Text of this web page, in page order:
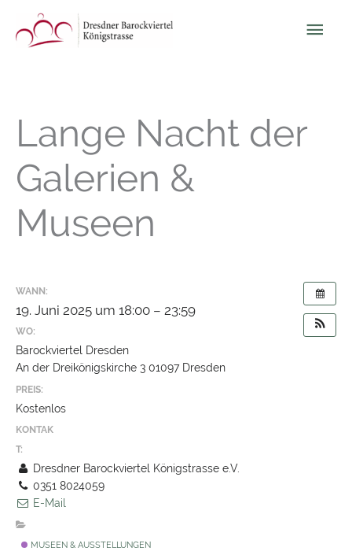
Inhalt
springen
Lange Nacht der
Galerien &
Museen
WANN:
19. Juni 2025 um 18:00 – 23:59
WO:
Barockviertel Dresden
An der Dreikönigskirche 3 01097 Dresden
PREIS:
Kostenlos
KONTAK
T:
Dresdner Barockviertel Königstrasse e.V.
0351 8024059
E-Mail
MUSEEN & AUSSTELLUNGEN